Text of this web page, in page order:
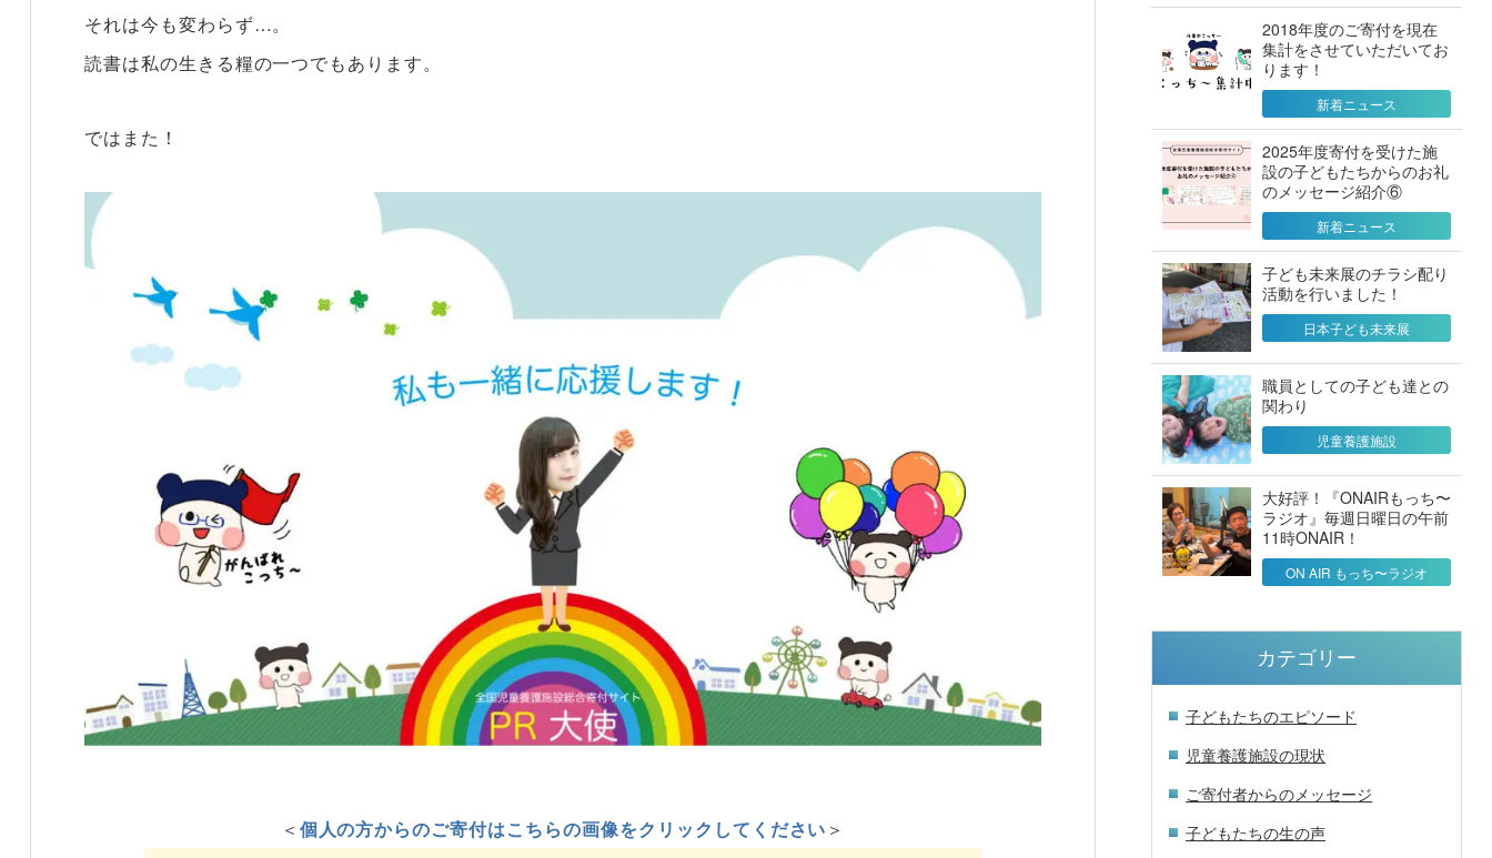
それは今も変わらず…。
読書は私の生きる糧の一つでもあります。
ではまた！
＜ 個人の方からのご寄付はこちらの画像をクリックしてください ＞
2018年度のご寄付を現在
集計をさせていただいてお
ります！
新着ニュース
2025年度寄付を受けた施
設の子どもたちからのお礼
のメッセージ紹介⑥
新着ニュース
子ども未来展のチラシ配り
活動を行いました！
日本子ども未来展
職員としての子ども達との
関わり
児童養護施設
大好評！『ONAIRもっち〜
ラジオ』毎週日曜日の午前
11時ONAIR！
ON AIR もっち〜ラジオ
カテゴリー
子どもたちのエピソード
児童養護施設の現状
ご寄付者からのメッセージ
子どもたちの生の声